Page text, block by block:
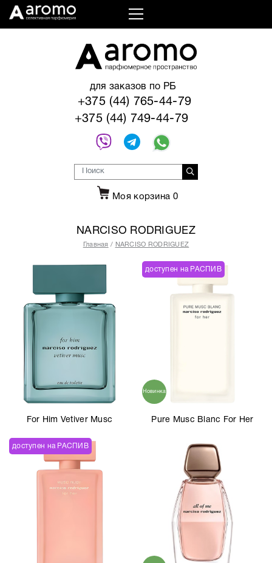
для заказов по РБ
+375 (44) 765-44-79
+375 (44) 749-44-79
Моя корзина 0
NARCISO RODRIGUEZ
Главная NARCISO RODRIGUEZ
For Him Vetiver Musc
доступен на РАСПИВ
Новинка
Pure Musc Blanc For Her
доступен на РАСПИВ